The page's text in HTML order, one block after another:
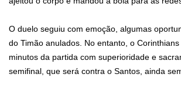
O duelo seguiu com emoção, algumas
do Timão anulados. No entanto, o
minutos da partida com superioridade e
semifinal, que será contra o Santos, ainda